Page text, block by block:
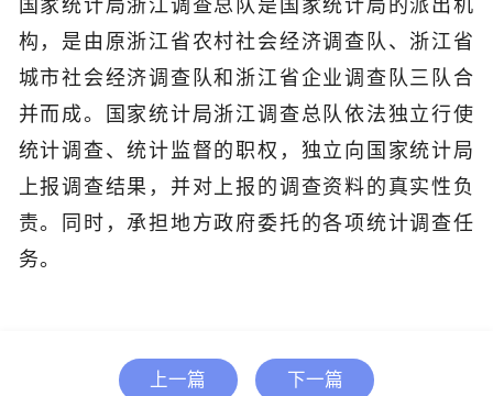
构，是由原浙江省农村社会经济调查队、浙江省
城市社会经济调查队和浙江省企业调查队三队合
并而成。国家统计局浙江调查总队依法独立行使
统计调查、统计监督的职权，独立向国家统计局
上报调查结果，并对上报的调查资料的真实性负
责。同时，承担地方政府委托的各项统计调查任
务。
上一篇 下一篇